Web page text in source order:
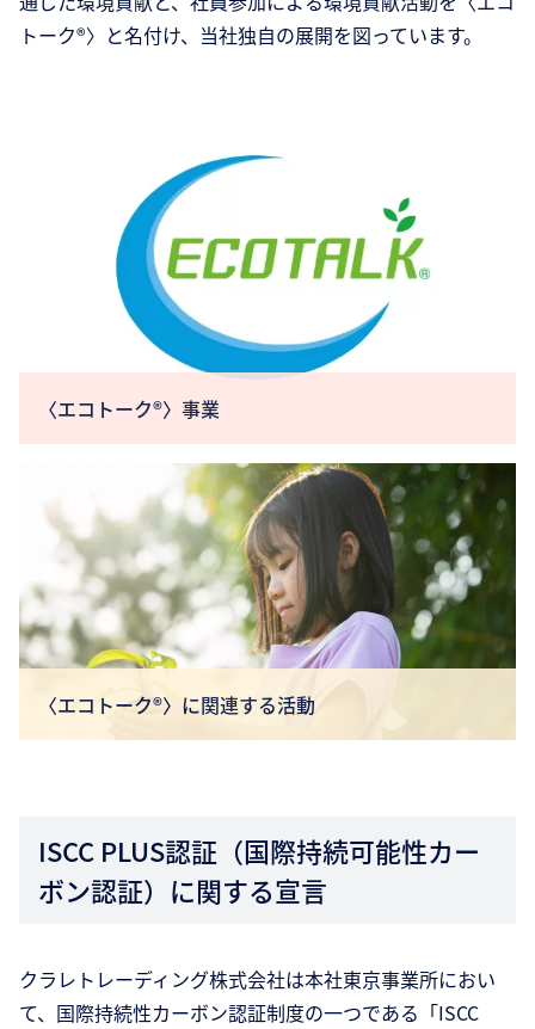
トーク®〉と名付け、当社独自の展開を図っています。
〈エコトーク®〉事業
〈エコトーク®〉に関連する活動
ISCC PLUS認証（国際持続可能性カー
ボン認証）に関する宣言
クラレトレーディング株式会社は本社東京事業所におい
て、国際持続性カーボン認証制度の一つである「ISCC